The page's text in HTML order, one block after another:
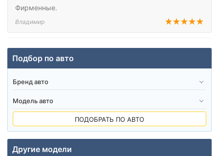
Фирменные.
Владимир
Подбор по авто
ПОДОБРАТЬ ПО АВТО
Другие модели